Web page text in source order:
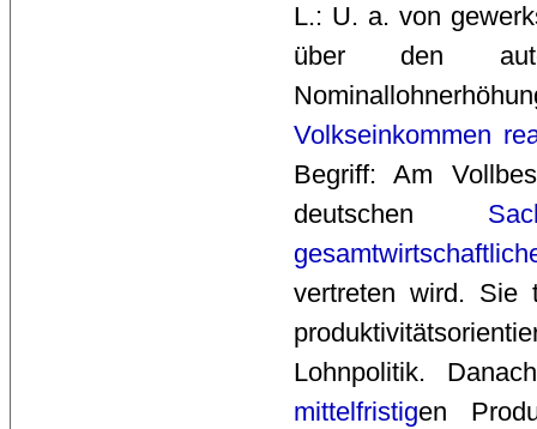
L.: U. a. von
über den
Volkseinkommen
Begriff: Am
deutschen
vertreten wird.
Lohnpolitik.
mittelfristigen